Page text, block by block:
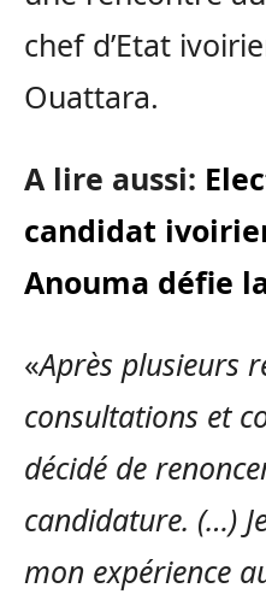
chef d’Etat
Ouattara.
A lire aussi:
candidat
Anouma défie
«Après plusieurs
consultations et
décidé de
candidature. (…)
mon expérience